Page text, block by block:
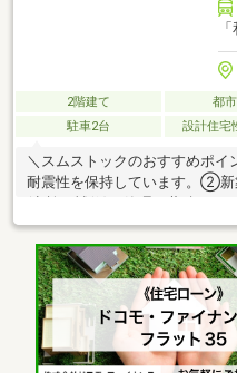
2階建て 都
駐車2台
設計住宅
＼スムストックのおすすめポ
耐震性を保持しています。②新
スプログラムに対応。住宅購入
です。④スムストック専用瑕
は、イベント情報欄でもご確認
ス施工SHAWOOD【グラヴィ
能評価書取得済み・長期優良住
畳コーナー＋防音室」●太陽光
17.5帖！約4.1帖の畳コーナー